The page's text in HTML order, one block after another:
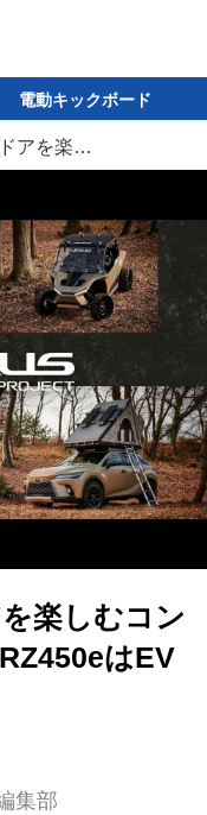
電動キックボード
レクサスがアウトドアを楽しむコンセプトモデルを展示。RZ450eはEVならではの提案も
楽しむコン
はEV
集部